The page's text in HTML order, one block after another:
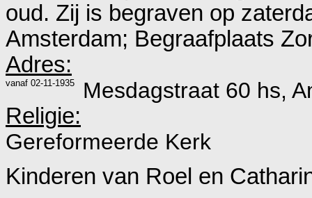
oud. Zij is begraven op
Amsterdam; Begraafplaats
Adres:
vanaf 02-11-1935
Mesdagstraat 60 hs,
Religie:
Gereformeerde Kerk
Kinderen van Roel en